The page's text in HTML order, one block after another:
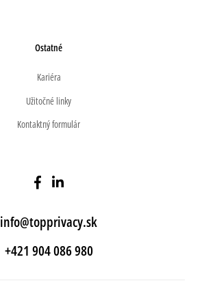
Ostatné
Kariéra
Užitočné linky
Kontaktný formulár
info@topprivacy.sk
+421 904 086 980